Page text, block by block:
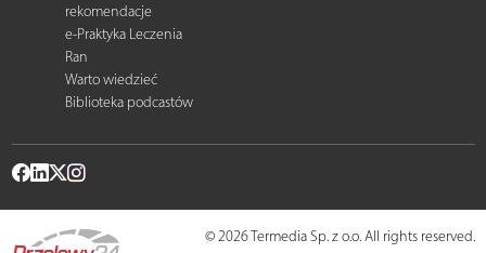
rekomendacje
e-Praktyka Leczenia
Ran
Warto wiedzieć
Biblioteka podcastów
© 2026 Termedia Sp. z o.o. All rights reserved.